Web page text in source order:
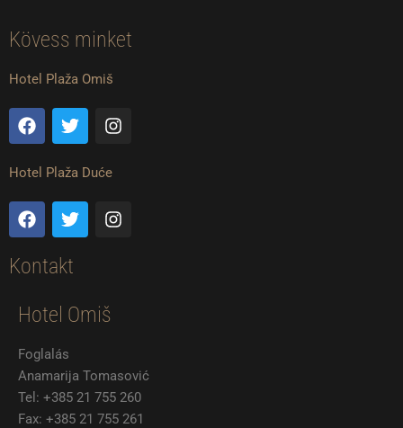
Kövess minket
Hotel Plaža Omiš
F
a
c
e
o
o
k
T
w
i
t
e
r
I
n
t
g
r
Hotel Plaža Duće
F
a
c
e
b
o
T
w
i
t
t
r
I
n
Kontakt
Hotel Omiš
Foglalás
Anamarija Tomasović
Tel: +385 21 755 260
Fax: +385 21 755 261